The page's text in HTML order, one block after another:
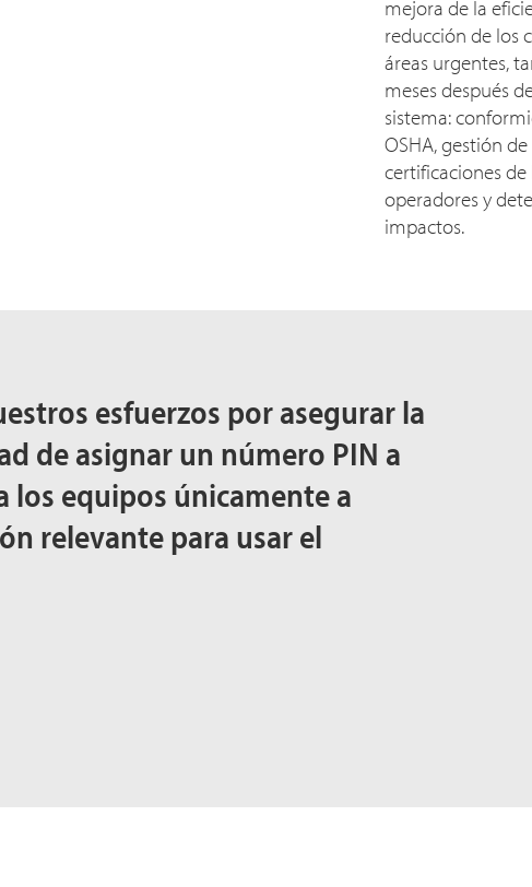
mejora de la
reducción de los
áreas urgentes,
meses después
sistema:
OSHA, gestión de
certificaciones de
operadores y
impactos.
esfuerzos por asegurar la
de asignar un número PIN a
los equipos únicamente a
relevante para usar el